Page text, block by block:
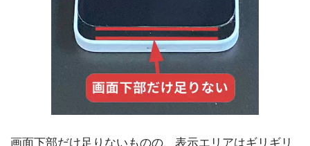
画面下部だけ足りないものの、表示エリアはギリギリ